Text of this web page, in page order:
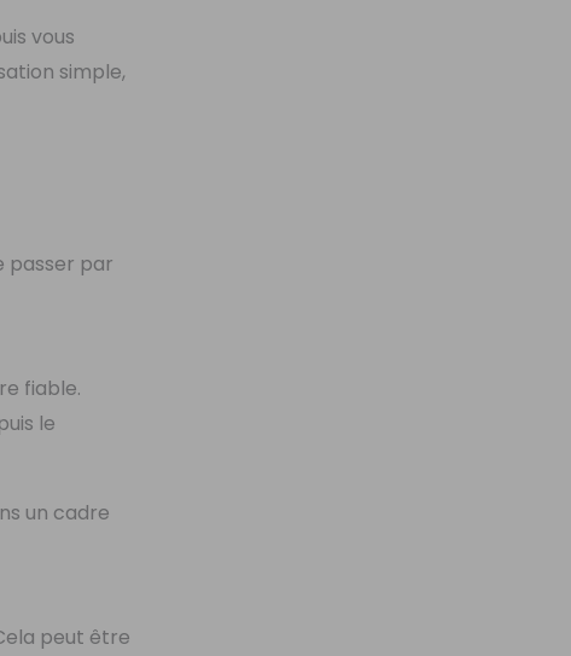
vous
simple,
passer par
fiable.
le
un cadre
peut être